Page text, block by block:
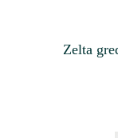
Zelta